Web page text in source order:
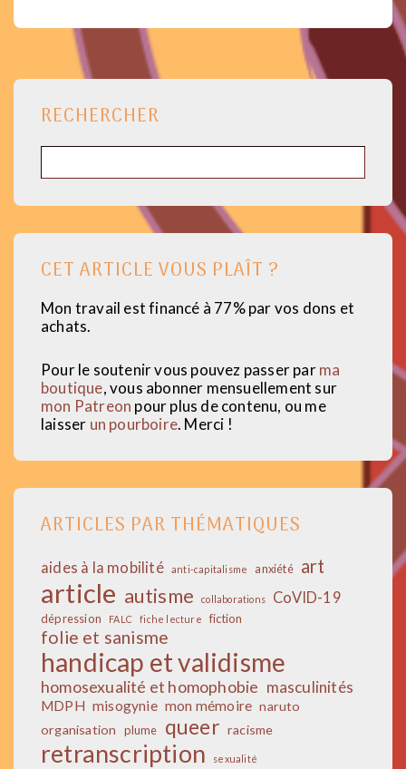
RECHERCHER
CET ARTICLE VOUS PLAÎT ?
Mon travail est financé à 77% par vos dons et
achats.
Pour le soutenir vous pouvez passer parma
boutique, vous abonner mensuellement sur
mon Patreon pour plus de contenu, ou me
laisser un pourboire. Merci !
ARTICLES PAR THÉMATIQUES
aides à la mobilité anti-capitalisme anxiété art
article autisme collaborations CoVID-19
dépression FALC fiche lecture fiction
folie et sanisme
handicap et validisme
homosexualité et homophobie masculinités
MDPH misogynie mon mémoire naruto
organisation
plume queer racisme
retranscription
sexualité